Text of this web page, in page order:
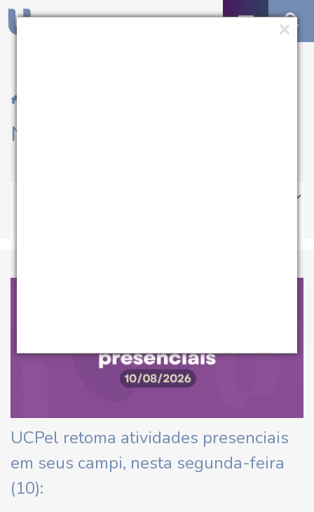
Notícias
UCPel retoma atividades presenciais
em seus campi, nesta segunda-feira
(10):